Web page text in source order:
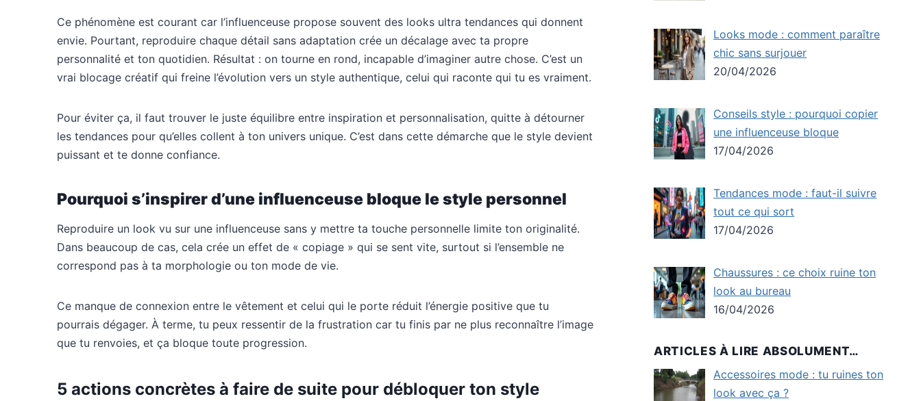
Ce phénomène est courant car l’influenceuse propose souvent des looks ultra tendances qui donnent
envie. Pourtant, reproduire chaque détail sans adaptation crée un décalage avec ta propre
personnalité et ton quotidien. Résultat : on tourne en rond, incapable d’imaginer autre chose. C’est un
vrai blocage créatif qui freine l’évolution vers un style authentique, celui qui raconte qui tu es vraiment.
Pour éviter ça, il faut trouver le juste équilibre entre inspiration et personnalisation, quitte à détourner
les tendances pour qu’elles collent à ton univers unique. C’est dans cette démarche que le style devient
puissant et te donne confiance.
Pourquoi s’inspirer d’une influenceuse bloque le style personnel
Reproduire un look vu sur une influenceuse sans y mettre ta touche personnelle limite ton originalité.
Dans beaucoup de cas, cela crée un effet de « copiage » qui se sent vite, surtout si l’ensemble ne
correspond pas à ta morphologie ou ton mode de vie.
Ce manque de connexion entre le vêtement et celui qui le porte réduit l’énergie positive que tu
pourrais dégager. À terme, tu peux ressentir de la frustration car tu finis par ne plus reconnaître l’image
que tu renvoies, et ça bloque toute progression.
5 actions concrètes à faire de suite pour débloquer ton style
Looks mode : comment paraître
chic sans surjouer
20/04/2026
Conseils style : pourquoi copier
une influenceuse bloque
17/04/2026
Tendances mode : faut-il suivre
tout ce qui sort
17/04/2026
Chaussures : ce choix ruine ton
look au bureau
16/04/2026
ARTICLES À LIRE ABSOLUMENT…
Accessoires mode : tu ruines ton
look avec ça ?